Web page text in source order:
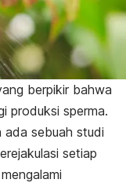
berpikir bahwa
produksi sperma.
ada sebuah studi
setiap